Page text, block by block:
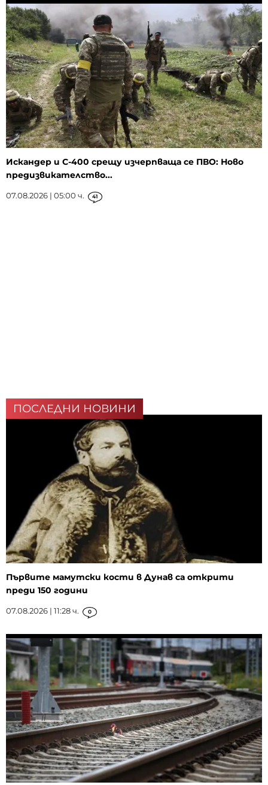
Искандер и С-400 срещу изчерпваща се ПВО: Ново
предизвикателство...
07.08.2026 | 05:00 ч. 41
ПОСЛЕДНИ НОВИНИ
Първите мамутски кости в Дунав са открити
преди 150 години
07.08.2026 | 11:28 ч. 0